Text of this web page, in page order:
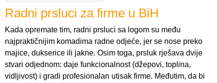
Radni prsluci za firme u BiH
Kada opremate tim, radni prsluci sa logom su među
najpraktičnijim komadima radne odjeće, jer se nose preko
majice, dukserice ili jakne. Osim toga, prsluk rješava dvije
stvari odjednom: daje funkcionalnost (džepovi, toplina,
vidljivost) i gradi profesionalan utisak firme. Međutim, da bi